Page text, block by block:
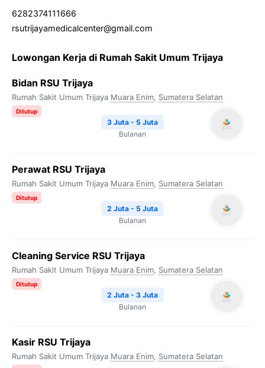
6282374111666
rsutrijayamedicalcenter@gmail.com
Lowongan Kerja di Rumah Sakit Umum Trijaya
Bidan RSU Trijaya
Rumah Sakit Umum Trijaya Muara Enim, Sumatera Selatan
Ditutup
3 Juta - 5 Juta
Bulanan
Perawat RSU Trijaya
Rumah Sakit Umum Trijaya Muara Enim, Sumatera Selatan
Ditutup
2 Juta - 5 Juta
Bulanan
Cleaning Service RSU Trijaya
Rumah Sakit Umum Trijaya Muara Enim, Sumatera Selatan
Ditutup
2 Juta - 3 Juta
Bulanan
Kasir RSU Trijaya
Rumah Sakit Umum Trijaya Muara Enim, Sumatera Selatan